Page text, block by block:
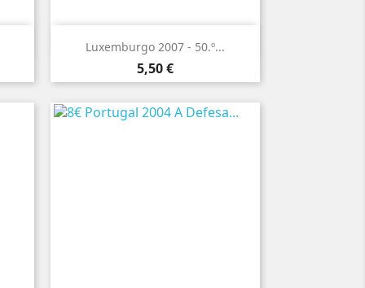
Luxemburgo 2007 - 50.º...
Preço
5,50 €
 Vista rápida